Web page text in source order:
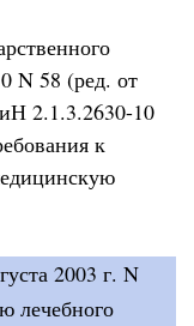
N 58 (ред. от
2.1.3.2630-10
к
2003 г. N
лечебного